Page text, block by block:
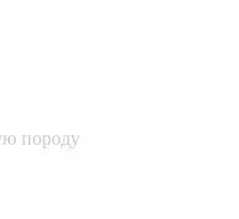
породу